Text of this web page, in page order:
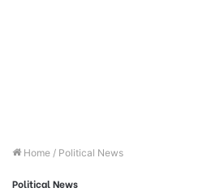
Home / Political News
Political News